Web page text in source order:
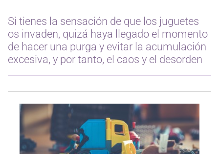
Si tienes la sensación de que los juguetes
os invaden, quizá haya llegado el momento
de hacer una purga y evitar la acumulación
excesiva, y por tanto, el caos y el desorden